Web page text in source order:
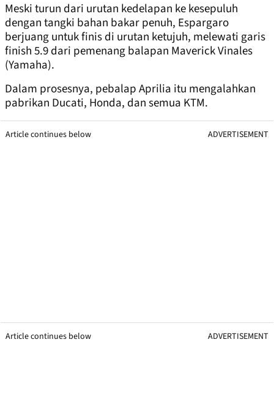
Meski turun dari urutan kedelapan ke kesepuluh
dengan tangki bahan bakar penuh, Espargaro
berjuang untuk finis di urutan ketujuh, melewati garis
finish 5.9 dari pemenang balapan Maverick Vinales
(Yamaha).
Dalam prosesnya, pebalap Aprilia itu mengalahkan
pabrikan Ducati, Honda, dan semua KTM.
Article continues below ADVERTISEMENT
Article continues below ADVERTISEMENT